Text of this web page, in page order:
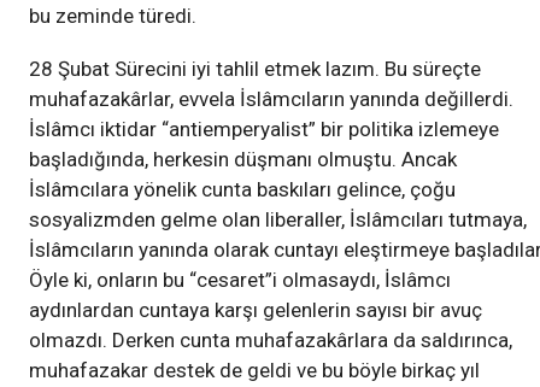
bu zeminde türedi.
28 Şubat Sürecini iyi tahlil etmek lazım. Bu süreçte
muhafazakârlar, evvela İslâmcıların yanında değillerdi.
İslâmcı iktidar “antiemperyalist” bir politika izlemeye
başladığında, herkesin düşmanı olmuştu. Ancak
İslâmcılara yönelik cunta baskıları gelince, çoğu
sosyalizmden gelme olan liberaller, İslâmcıları tutmaya,
İslâmcıların yanında olarak cuntayı eleştirmeye
Öyle ki, onların bu “cesaret”i olmasaydı, İslâmcı
aydınlardan cuntaya karşı gelenlerin sayısı bir avuç
olmazdı. Derken cunta muhafazakârlara da saldırınca,
muhafazakar destek de geldi ve bu böyle birkaç yıl